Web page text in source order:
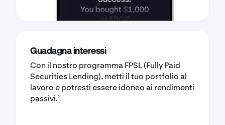
Guadagna interessi
Con il nostro programma FPSL (Fully Paid
Securities Lending), metti il tuo portfolio al
lavoro e potresti essere idoneo ai rendimenti
passivi.2